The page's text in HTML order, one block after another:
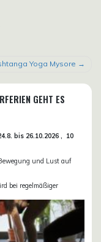
Yoga Mysore
GEHT ES
bis 26.10.2026 , 10
und Lust auf
bei regelmäßiger